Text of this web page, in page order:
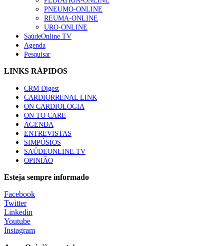
PNEUMO-ONLINE
REUMA-ONLINE
URO-ONLINE
SaúdeOnline TV
Agenda
Pesquisar
LINKS RÁPIDOS
CRM Digest
CARDIORRENAL LINK
ON CARDIOLOGIA
ON TO CARE
AGENDA
ENTREVISTAS
SIMPÓSIOS
SAÚDEONLINE.TV
OPINIÃO
Esteja sempre informado
Facebook
Twitter
Linkedin
Youtube
Instagram